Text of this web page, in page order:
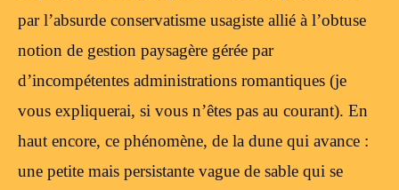
par l’absurde conservatisme usagiste allié à l’obtuse
notion de gestion paysagère gérée par
d’incompétentes administrations romantiques (je
vous expliquerai, si vous n’êtes pas au courant). En
haut encore, ce phénomène, de la dune qui avance :
une petite mais persistante vague de sable qui se